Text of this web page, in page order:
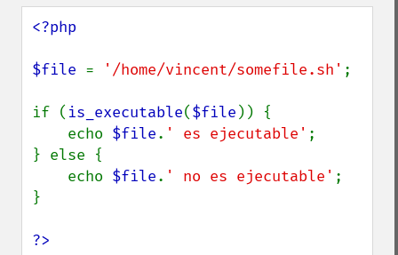
<?php
$file = '/home/vincent/somefile.sh' ;
if ( is_executable($file )) {
    echo
$file. ' es ejecutable' ;
} else {
    echo
$file. ' no es ejecutable' ;
}
?>